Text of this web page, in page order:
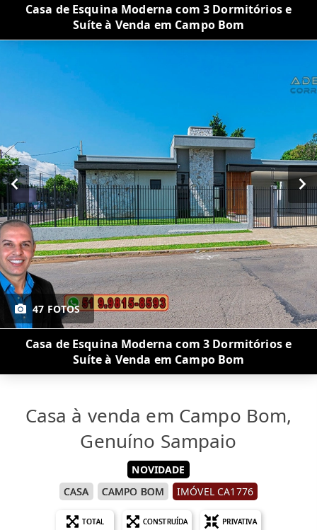
Casa de Esquina Moderna com 3 Dormitórios e
Suíte à Venda em Campo Bom
47 FOTOS
Casa de Esquina Moderna com 3 Dormitórios e
Suíte à Venda em Campo Bom
Casa à venda em Campo Bom,
Genuíno Sampaio
NOVIDADE
CASA
CAMPO BOM IMÓVEL CA1776
TOTAL CONSTRUÍDA PRIVATIVA